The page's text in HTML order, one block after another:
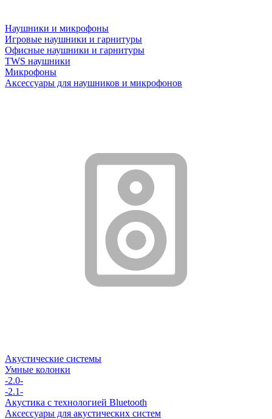
Наушники и микрофоны
Игровые наушники и гарнитуры
Офисные наушники и гарнитуры
TWS наушники
Микрофоны
Аксессуары для наушников и микрофонов
Акустические системы
Умные колонки
-2.0-
-2.1-
Акустика с технологией Bluetooth
Аксессуары для акустических систем